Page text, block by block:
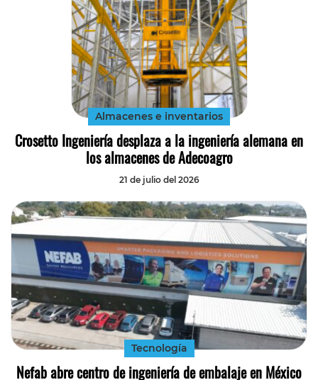
Almacenes e inventarios
Crosetto Ingeniería desplaza a la ingeniería alemana en
los almacenes de Adecoagro
21 de julio del 2026
Tecnología
Nefab abre centro de ingeniería de embalaje en México